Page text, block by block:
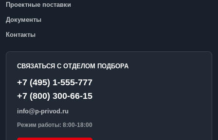
Проектные поставки
Документы
Контакты
СВЯЗАТЬСЯ С ОТДЕЛОМ ПОДБОРА
+7 (495) 1-555-777
+7 (800) 300-66-15
info@p-privod.ru
Режим работы: 8:00-18:00